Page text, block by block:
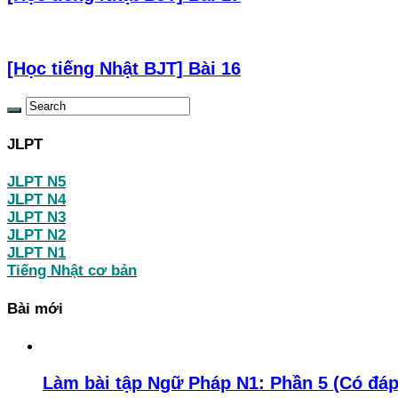
[Học tiếng Nhật BJT] Bài 16
JLPT
JLPT N5
JLPT N4
JLPT N3
JLPT N2
JLPT N1
Tiếng Nhật cơ bản
Bài mới
Làm bài tập Ngữ Pháp N1: Phần 5 (Có